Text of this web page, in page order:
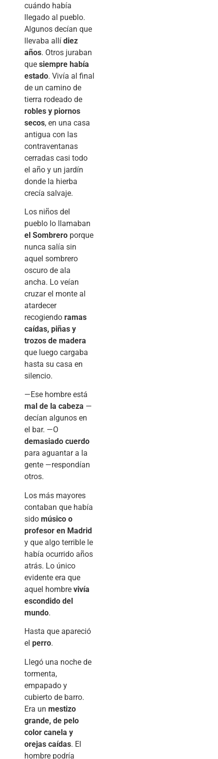
cuándo había
llegado al pueblo.
Algunos decían que
llevaba allí diez
años. Otros juraban
que siempre había
estado. Vivía al final
de un camino de
tierra rodeado de
robles y piornos
secos, en una casa
antigua con las
contraventanas
cerradas casi todo
el año y un jardín
donde la hierba
crecía salvaje.
Los niños del
pueblo lo llamaban
el Sombrero porque
nunca salía sin
aquel sombrero
oscuro de ala
ancha. Lo veían
cruzar el monte al
atardecer
recogiendo ramas
caídas, piñas y
trozos de madera
que luego cargaba
hasta su casa en
silencio.
—Ese hombre está
mal de la cabeza —
decían algunos en
el bar. —O
demasiado cuerdo
para aguantar a la
gente —respondían
otros.
Los más mayores
contaban que había
sido músico o
profesor en Madrid
y que algo terrible le
había ocurrido años
atrás. Lo único
evidente era que
aquel hombre vivía
escondido del
mundo.
Hasta que apareció
el perro.
Llegó una noche de
tormenta,
empapado y
cubierto de barro.
Era un mestizo
grande, de pelo
color canela y
orejas caídas. El
hombre podría